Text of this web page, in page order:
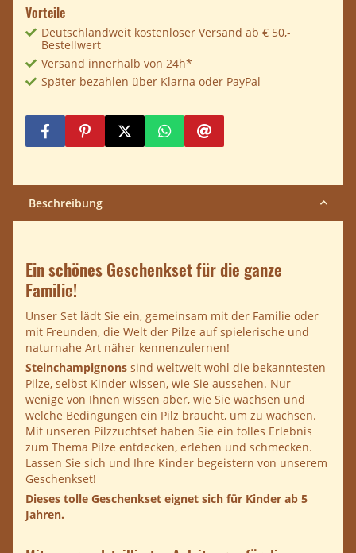
Vorteile
Deutschlandweit kostenloser Versand ab € 50,-
Bestellwert
Versand innerhalb von 24h*
Später bezahlen über Klarna oder PayPal
Beschreibung
Ein schönes Geschenkset für die ganze
Familie!
Unser Set lädt Sie ein, gemeinsam mit der Familie oder
mit Freunden, die Welt der Pilze auf spielerische und
naturnahe Art näher kennenzulernen!
Steinchampignons sind weltweit wohl die bekanntesten
Pilze, selbst Kinder wissen, wie Sie aussehen. Nur
wenige von Ihnen wissen aber, wie Sie wachsen und
welche Bedingungen ein Pilz braucht, um zu wachsen.
Mit unseren Pilzzuchtset haben Sie ein tolles Erlebnis
zum Thema Pilze entdecken, erleben und schmecken.
Lassen Sie sich und Ihre Kinder begeistern von unserem
Geschenkset!
Dieses tolle Geschenkset eignet sich für Kinder ab 5
Jahren.